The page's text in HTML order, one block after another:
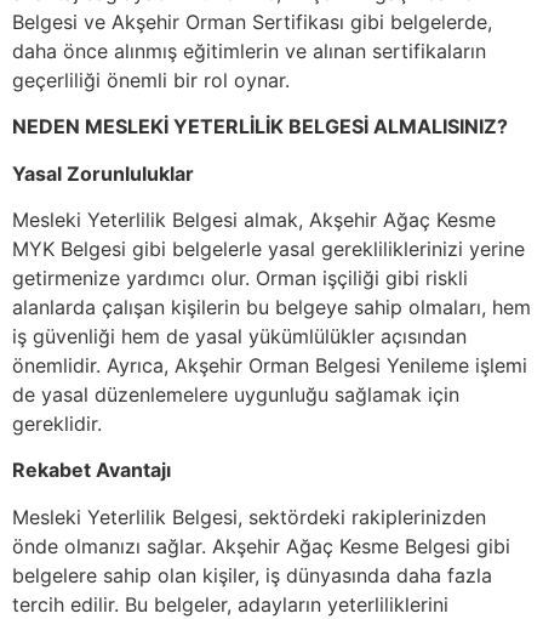
Belgesi ve Akşehir Orman Sertifikası gibi belgelerde,
daha önce alınmış eğitimlerin ve alınan sertifikaların
geçerliliği önemli bir rol oynar.
NEDEN MESLEKİ YETERLİLİK BELGESİ ALMALISINIZ?
Yasal Zorunluluklar
Mesleki Yeterlilik Belgesi almak, Akşehir Ağaç Kesme
MYK Belgesi gibi belgelerle yasal gerekliliklerinizi yerine
getirmenize yardımcı olur. Orman işçiliği gibi riskli
alanlarda çalışan kişilerin bu belgeye sahip olmaları, hem
iş güvenliği hem de yasal yükümlülükler açısından
önemlidir. Ayrıca, Akşehir Orman Belgesi Yenileme işlemi
de yasal düzenlemelere uygunluğu sağlamak için
gereklidir.
Rekabet Avantajı
Mesleki Yeterlilik Belgesi, sektördeki rakiplerinizden
önde olmanızı sağlar. Akşehir Ağaç Kesme Belgesi gibi
belgelere sahip olan kişiler, iş dünyasında daha fazla
tercih edilir. Bu belgeler, adayların yeterliliklerini